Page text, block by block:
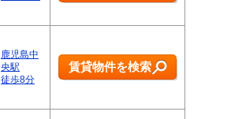
鹿児島中
央駅
徒歩8分
賃貸物件を検索